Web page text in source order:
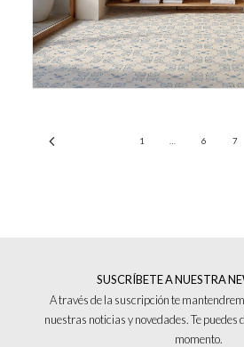
1 6 7
SUSCRÍBETE A NUESTRA
A través de la suscripción te
nuestras noticias y novedades. Te puedes
momento.